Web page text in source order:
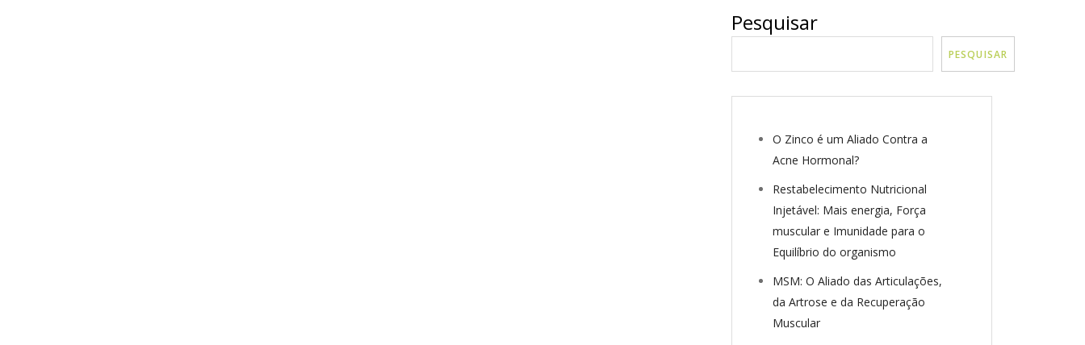
Pesquisar
PESQUISAR
O Zinco é um Aliado Contra a
Acne Hormonal?
Restabelecimento Nutricional
Injetável: Mais energia, Força
muscular e Imunidade para o
Equilíbrio do organismo
MSM: O Aliado das Articulações,
da Artrose e da Recuperação
Muscular